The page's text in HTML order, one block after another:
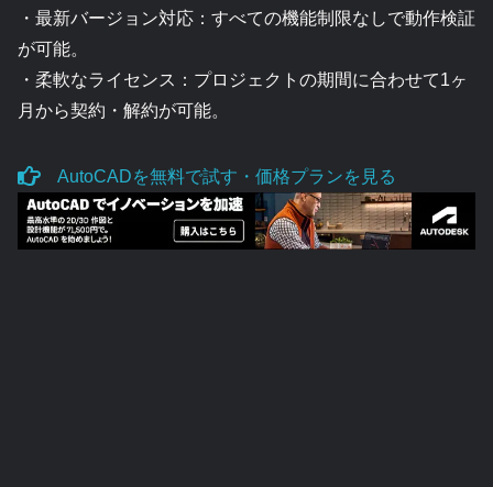
・最新バージョン対応：すべての機能制限なしで動作検証
が可能。
・柔軟なライセンス：プロジェクトの期間に合わせて1ヶ
月から契約・解約が可能。
AutoCADを無料で試す・価格プランを見る